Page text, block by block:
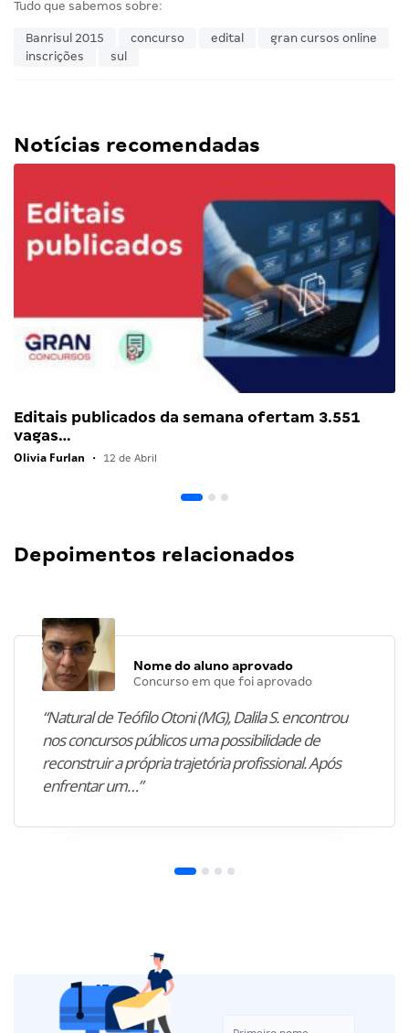
Tudo que sabemos sobre:
Banrisul 2015 concurso edital
gran cursos online
inscrições
sul
Notícias recomendadas
Editais publicados da semana ofertam 3.551
vagas…
Olivia Furlan • 12 de Abril
Depoimentos relacionados
Nome do aluno aprovado
Concurso em que foi aprovado
“Natural de Teófilo Otoni (MG), Dalila S. encontrou
nos concursos públicos uma possibilidade de
reconstruir a própria trajetória profissional. Após
enfrentar um…”